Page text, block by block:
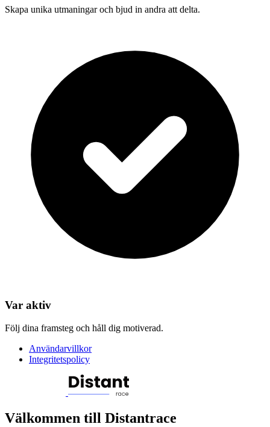
Skapa unika utmaningar och bjud in andra att delta.
Var aktiv
Följ dina framsteg och håll dig motiverad.
Användarvillkor
Integritetspolicy
Välkommen till Distantrace